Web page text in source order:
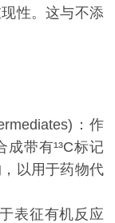
性。这与不添
：作
带有¹³C标记
以用于药物代
表征有机反应